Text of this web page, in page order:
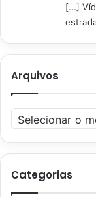
[…]
Arquivos
Arquivos
Categorias